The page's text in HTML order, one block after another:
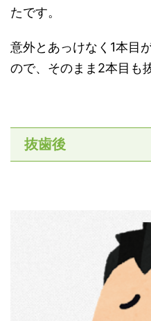
たです。
意外とあっけなく1本目
ので、そのまま2本目も
抜歯後